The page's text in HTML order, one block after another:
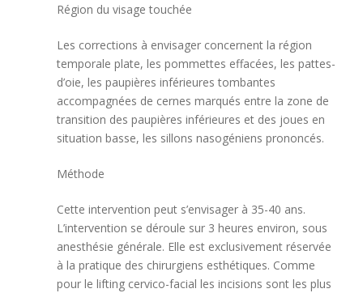
Région du visage touchée
Les corrections à envisager concernent la région
temporale plate, les pommettes effacées, les pattes-
d’oie, les paupières inférieures tombantes
accompagnées de cernes marqués entre la zone de
transition des paupières inférieures et des joues en
situation basse, les sillons nasogéniens prononcés.
Méthode
Cette intervention peut s’envisager à 35-40 ans.
L’intervention se déroule sur 3 heures environ, sous
anesthésie générale. Elle est exclusivement réservée
à la pratique des chirurgiens esthétiques. Comme
pour le lifting cervico-facial les incisions sont les plus